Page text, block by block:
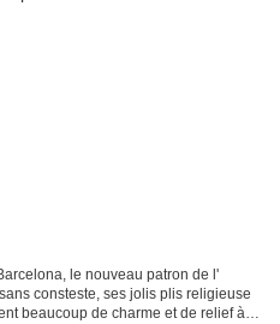
le nouveau patron de l'
consteste, ses jolis plis religieuse
beaucoup de charme et de relief à